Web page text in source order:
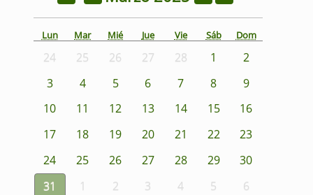
Lun Mar Mié Jue Vie Sáb Dom
24 25 26 27 28 1
2
3
4 5 6 7 8
9
10
11 12 13 14 15
16
17
18 19 20 21 22
23
24
25 26 27 28 29
30
31
1 2 3 4 5 6